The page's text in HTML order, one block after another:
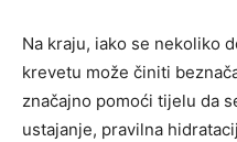
Na kraju, iako se nekoliko
krevetu može činiti
značajno pomoći tijelu da
ustajanje, pravilna